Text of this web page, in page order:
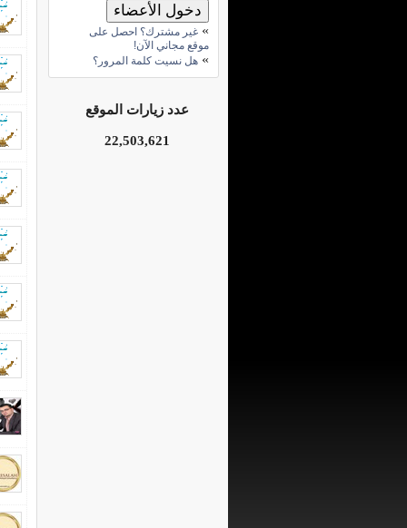
» غير مشترك؟ احصل على
موقع مجاني الآن!
» هل نسيت كلمة المرور؟
عدد زيارات الموقع
22,503,621